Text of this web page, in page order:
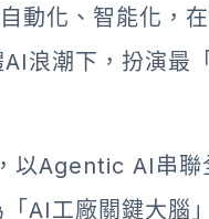
動化、智能化，
浪潮下，扮演最
以Agentic AI串聯
AI工廠關鍵大腦